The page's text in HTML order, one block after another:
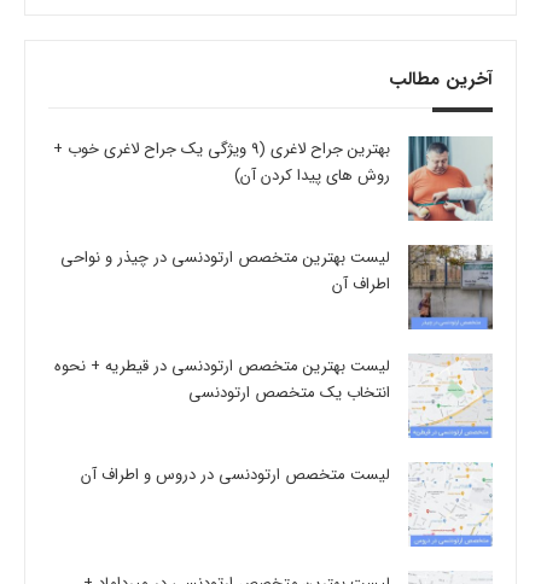
آخرین مطالب
بهترین جراح لاغری (9 ویژگی یک جراح لاغری خوب +
روش های پیدا کردن آن)
لیست بهترین متخصص ارتودنسی در چیذر و نواحی
اطراف آن
لیست بهترین متخصص ارتودنسی در قیطریه + نحوه
انتخاب یک متخصص ارتودنسی
لیست متخصص ارتودنسی در دروس و اطراف آن